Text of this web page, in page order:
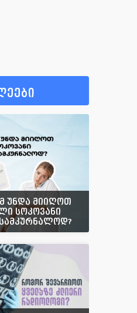
უნდა მიიღოთ
სოკოვანი